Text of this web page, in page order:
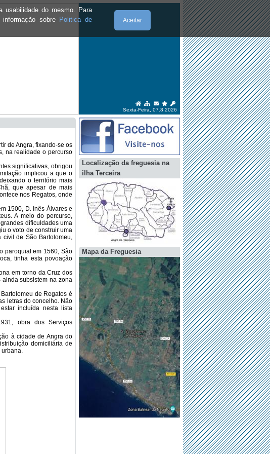
usabilidade do mesmo. Para
sobre Politica de
Aceitar
Sexta-Feira, 07.8.2026
de Angra, fixando-se os
na realidade o percurso
significativas, obrigou
implicou a que o
o território mais
que apesar de mais
nos Regatos, onde
1500, D. Inês Álvares e
A meio do percurso,
dificuldades uma
o voto de construir uma
civil de São Bartolomeu,
paroquial em 1560, São
tinha esta povoação
em torno da Cruz dos
ainda subsistem na zona
de Regatos é
letras do concelho. Não
incluída nesta lista
obra dos Serviços
à cidade de Angra do
domiciliária de
urbana.
Localização da freguesia na
ilha Terceira
Mapa da Freguesia